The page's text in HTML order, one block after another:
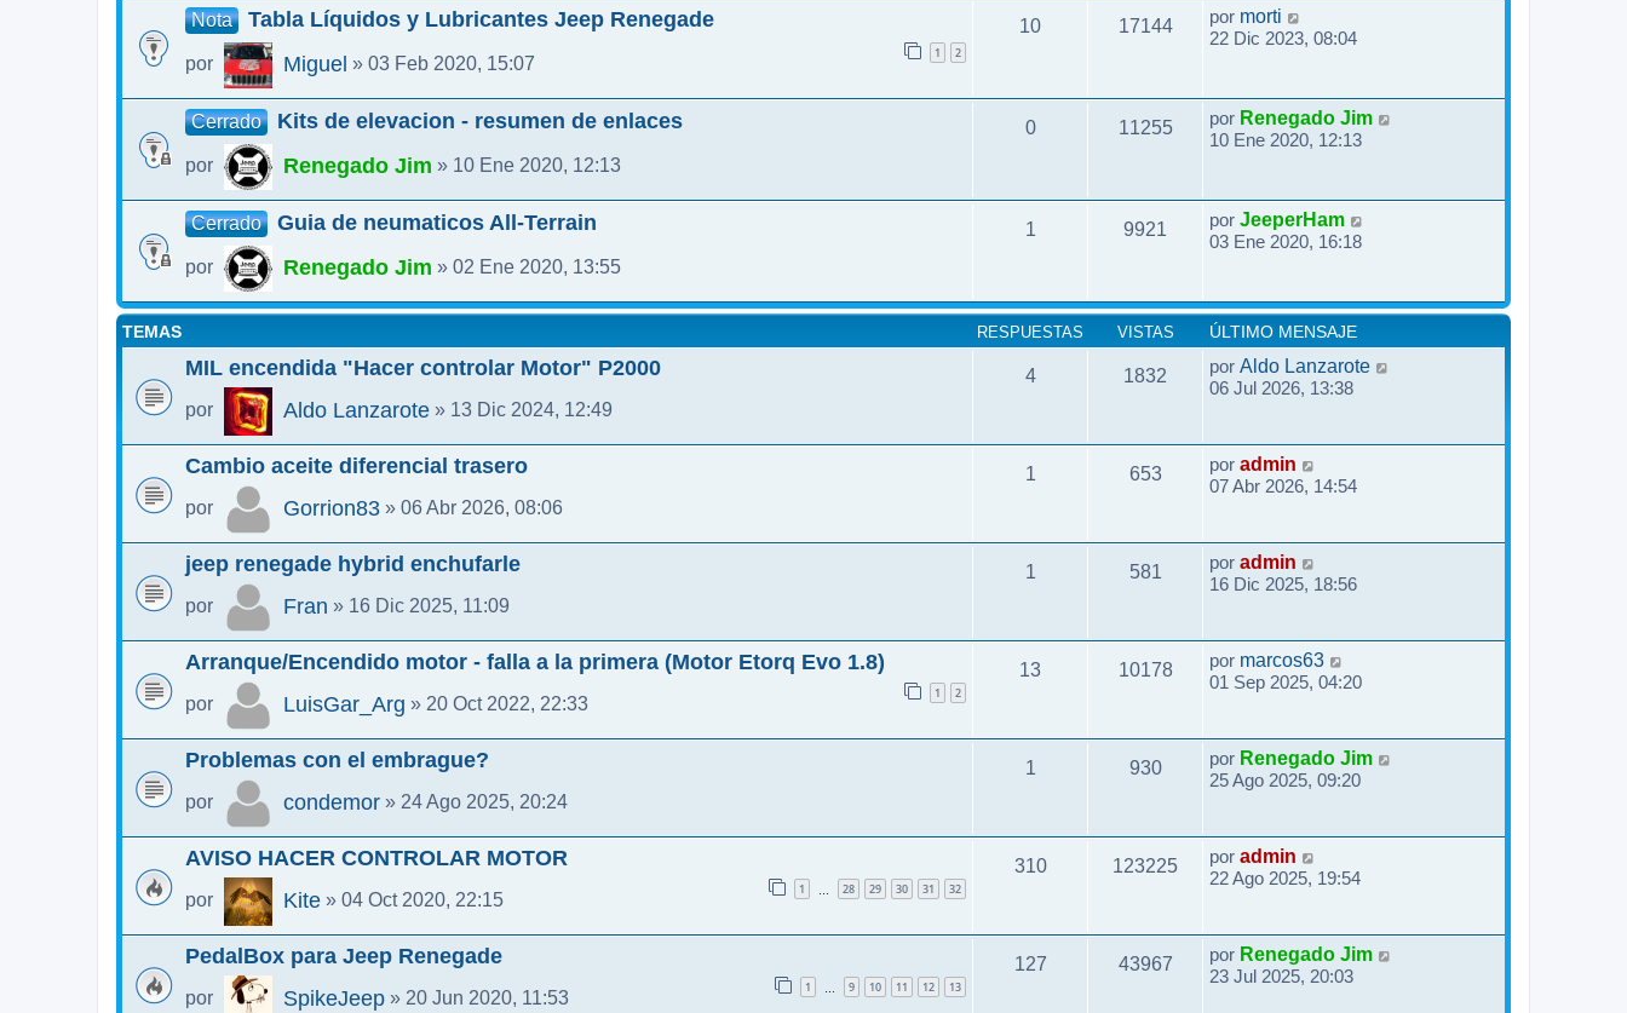
Nota Tabla Líquidos y Lubricantes Jeep Renegade
por Miguel » 03 Feb 2020, 15:07
1 2
10 17144 por morti
22 Dic 2023, 08:04
Cerrado Kits de elevacion - resumen de enlaces
por Renegado Jim » 10 Ene 2020, 12:13
0 11255 por Renegado Jim
10 Ene 2020, 12:13
Cerrado Guia de neumaticos All-Terrain
por Renegado Jim » 02 Ene 2020, 13:55
1 9921 por JeeperHam
03 Ene 2020, 16:18
TEMAS RESPUESTAS VISTAS ÚLTIMO MENSAJE
MIL encendida "Hacer controlar Motor" P2000
por Aldo Lanzarote » 13 Dic 2024, 12:49
4 1832 por Aldo Lanzarote
06 Jul 2026, 13:38
Cambio aceite diferencial trasero
por Gorrion83 » 06 Abr 2026, 08:06
1 653 por admin
07 Abr 2026, 14:54
jeep renegade hybrid enchufarle
por Fran » 16 Dic 2025, 11:09
1 581 por admin
16 Dic 2025, 18:56
Arranque/Encendido motor - falla a la primera (Motor Etorq Evo 1.8)
por LuisGar_Arg » 20 Oct 2022, 22:33
1 2
13 10178 por marcos63
01 Sep 2025, 04:20
Problemas con el embrague?
por condemor » 24 Ago 2025, 20:24
1 930 por Renegado Jim
25 Ago 2025, 09:20
AVISO HACER CONTROLAR MOTOR
por Kite » 04 Oct 2020, 22:15
1 … 28 29 30 31 32
310 123225 por admin
22 Ago 2025, 19:54
PedalBox para Jeep Renegade
por SpikeJeep » 20 Jun 2020, 11:53
1 … 9 10 11 12 13
127 43967 por Renegado Jim
23 Jul 2025, 20:03